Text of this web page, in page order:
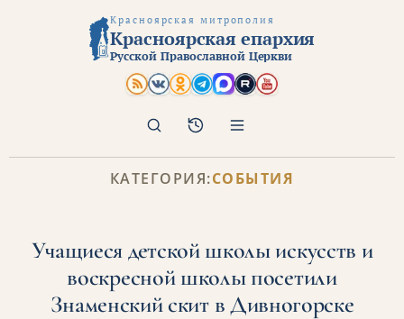
Красноярская митрополия
Красноярская епархия
Русской Православной Церкви
Архив
Поиск
КАТЕГОРИЯ:СОБЫТИЯ
Учащиеся детской школы искусств и
воскресной школы посетили
Знаменский скит в Дивногорске